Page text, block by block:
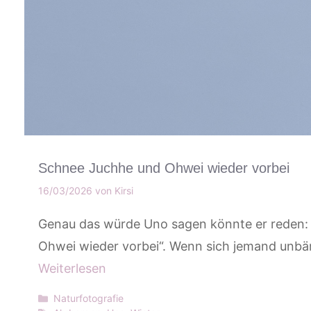
Schnee Juchhe und Ohwei wieder vorbei
16/03/2026 von Kirsi
Genau das würde Uno sagen könnte er
Ohwei wieder vorbei“. Wenn sich jemand
Weiterlesen
Kategorien
Naturfotografie